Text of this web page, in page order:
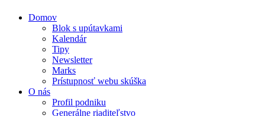
Domov
Blok s upútavkami
Kalendár
Tipy
Newsletter
Marks
Prístupnosť webu skúška
O nás
Profil podniku
Generálne riaditeľstvo